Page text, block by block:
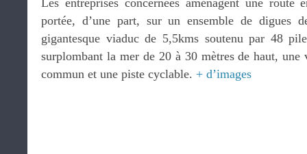
Les entreprises concernées aménagent une
portée, d’une part, sur un ensemble de digues
gigantesque viaduc de 5,5kms soutenu par 48
surplombant la mer de 20 à 30 mètres de haut, une
commun et une piste cyclable. + d’images